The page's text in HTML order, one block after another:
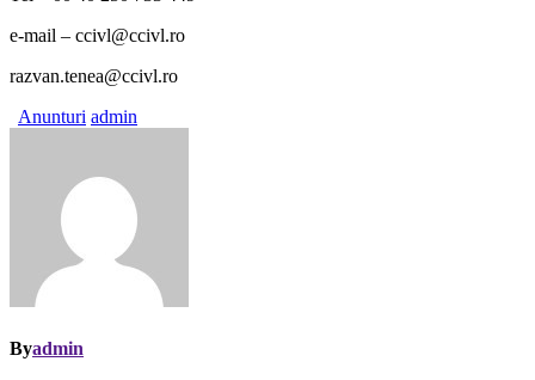
e-mail – ccivl@ccivl.ro
razvan.tenea@ccivl.ro
Anunturi admin
Byadmin